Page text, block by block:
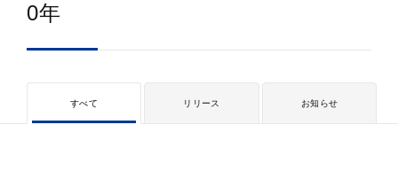
0年
すべて リリース お知らせ